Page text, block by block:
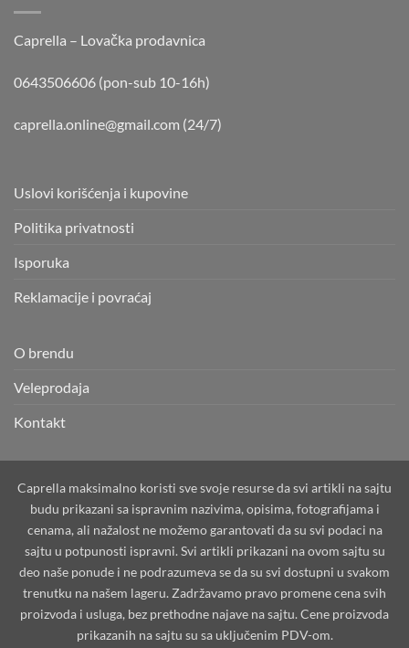
Caprella – Lovačka prodavnica
0643506606 (pon-sub 10-16h)
caprella.online@gmail.com (24/7)
Uslovi korišćenja i kupovine
Politika privatnosti
Isporuka
Reklamacije i povraćaj
O brendu
Veleprodaja
Kontakt
Caprella maksimalno koristi sve svoje resurse da svi artikli na sajtu
budu prikazani sa ispravnim nazivima, opisima, fotografijama i
cenama, ali nažalost ne možemo garantovati da su svi podaci na
sajtu u potpunosti ispravni. Svi artikli prikazani na ovom sajtu su
deo naše ponude i ne podrazumeva se da su svi dostupni u svakom
trenutku na našem lageru. Zadržavamo pravo promene cena svih
proizvoda i usluga, bez prethodne najave na sajtu. Cene proizvoda
prikazanih na sajtu su sa uključenim PDV-om.